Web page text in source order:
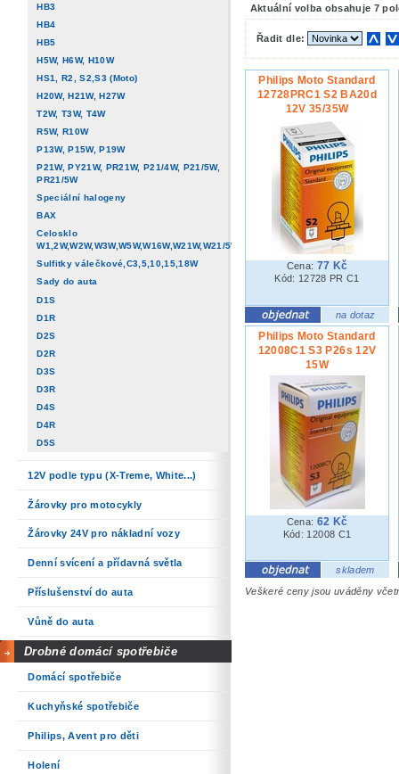
HB3
HB4
HB5
H5W, H6W, H10W
HS1, R2, S2,S3 (Moto)
H20W, H21W, H27W
T2W, T3W, T4W
R5W, R10W
P13W, P15W, P19W
P21W, PY21W, PR21W, P21/4W, P21/5W,
PR21/5W
Speciální halogeny
BAX
Celosklo
W1,2W,W2W,W3W,W5W,W16W,W21W,W21/5W
Sulfitky válečkové,C3,5,10,15,18W
Sady do auta
D1S
D1R
D2S
D2R
D3S
D3R
D4S
D4R
D5S
12V podle typu (X-Treme, White...)
Žárovky pro motocykly
Žárovky 24V pro nákladní vozy
Denní svícení a přídavná světla
Příslušenství do auta
Vůně do auta
Drobné domácí spotřebiče
Domácí spotřebiče
Kuchyňské spotřebiče
Philips, Avent pro děti
Holení
Aktuální volba obsahuje 7
Řadit dle:
Philips Moto Standard
12728PRC1 S2 BA20d
12V 35/35W
Cena: 77 Kč
Kód: 12728 PR C1
na dotaz
Philips Moto Standard
12008C1 S3 P26s 12V
15W
Cena: 62 Kč
Kód: 12008 C1
skladem
Veškeré ceny jsou uváděny